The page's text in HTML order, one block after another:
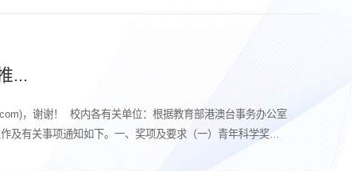
...
，谢谢！ 校内各有关单位：根据教育部港澳台事务办公室
及有关事项通知如下。一、奖项及要求（一）青年科学奖青